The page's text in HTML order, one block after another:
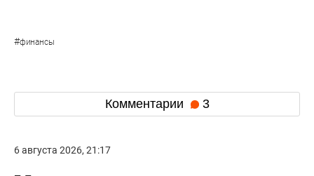
#финансы
Комментарии 3
6 августа 2026, 21:17